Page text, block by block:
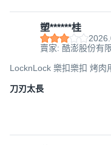
塑******桂
賣家: 酷澎股份有
LocknLock 樂扣樂扣 烤肉
刀刃太長